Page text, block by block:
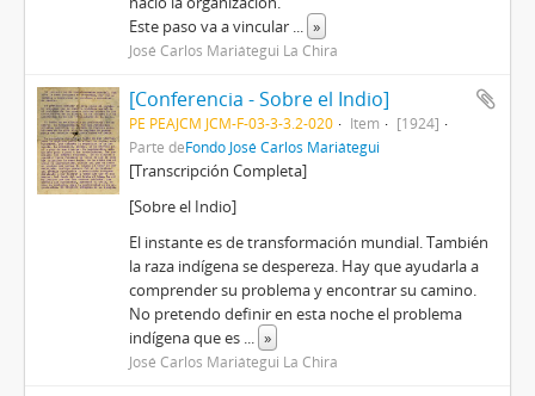
Este paso va a vincular ... »
José Carlos Mariátegui La Chira
[Conferencia - Sobre el Indio]
PE PEAJCM JCM-F-03-3-3.2-020 Item
[1924]
Parte deFondo José Carlos Mariátegui
[Transcripción Completa]
[Sobre el Indio]
El instante es de transformación mundial. Tam­bién
la raza indígena se despereza. Hay que ayudarla a
comprender su problema y encontrar su camino.
No pretendo definir en esta noche el problema
indígena que es ... »
José Carlos Mariátegui La Chira